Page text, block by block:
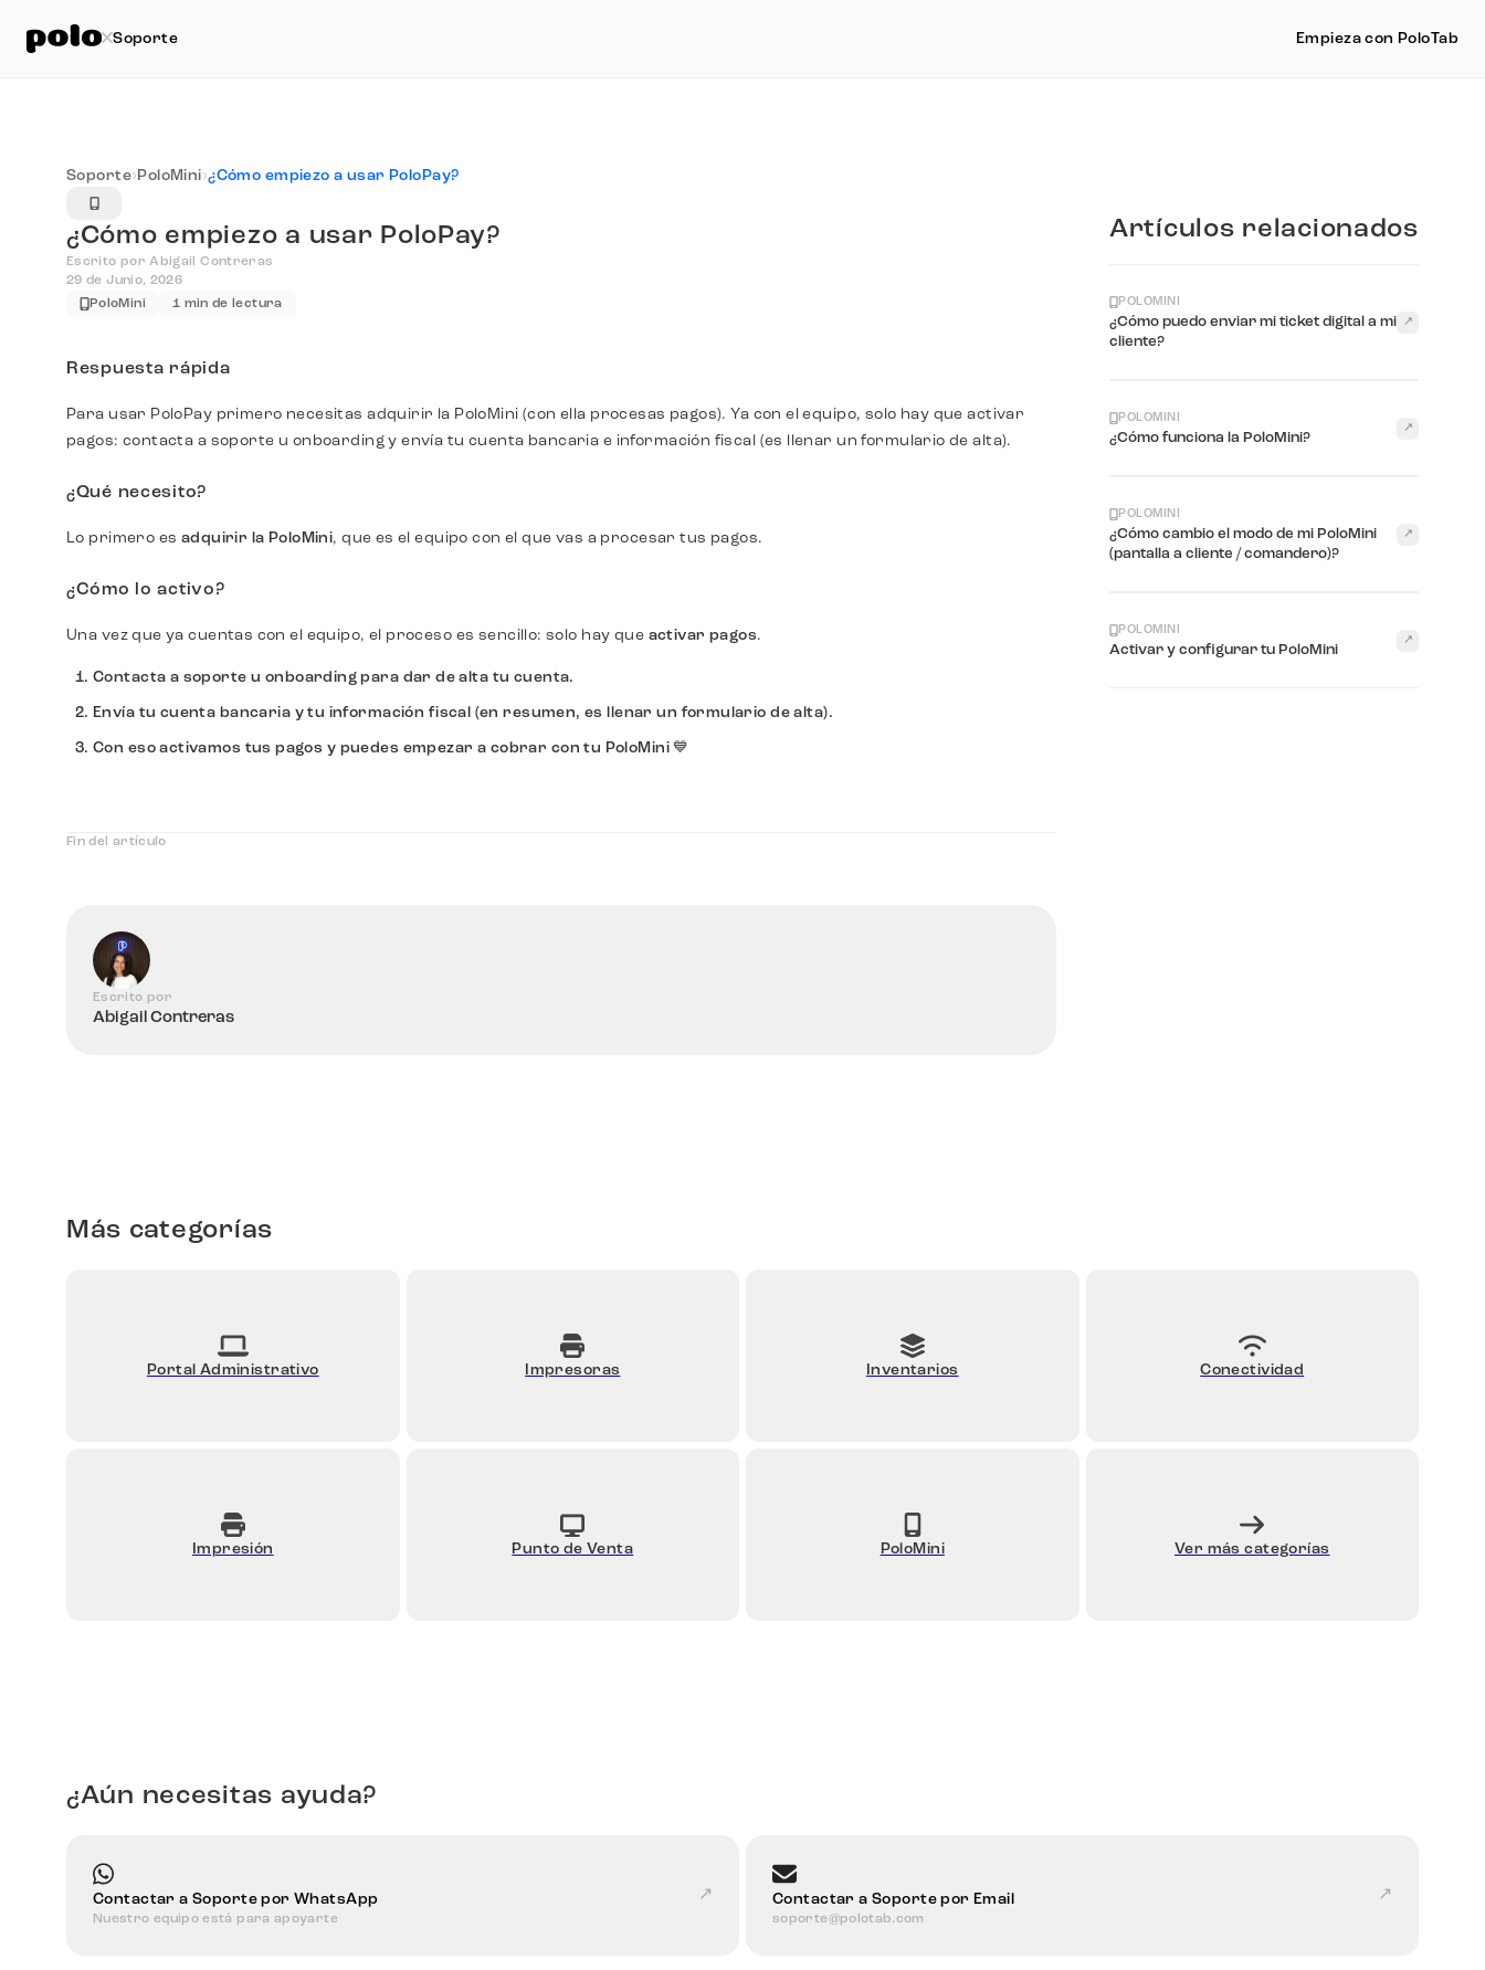
Soporte Empieza con PoloTab
Soporte› PoloMini›¿Cómo empiezo a usar PoloPay?
¿Cómo empiezo a usar PoloPay?
Escrito por Abigail Contreras
29 de Junio, 2026
PoloMini
1 min de lectura
Respuesta rápida
Para usar PoloPay primero necesitas adquirir la PoloMini (con ella procesas pagos). Ya con el equipo, solo hay que activar
pagos: contacta a soporte u onboarding y envía tu cuenta bancaria e información fiscal (es llenar un formulario de alta).
¿Qué necesito?
Lo primero es adquirir la PoloMini, que es el equipo con el que vas a procesar tus pagos.
¿Cómo lo activo?
Una vez que ya cuentas con el equipo, el proceso es sencillo: solo hay que activar pagos.
Contacta a soporte u onboarding para dar de alta tu cuenta.
Envía tu cuenta bancaria y tu información fiscal (en resumen, es llenar un formulario de alta).
Con eso activamos tus pagos y puedes empezar a cobrar con tu PoloMini 💙
Fin del artículo
Escrito por
Abigail Contreras
Artículos relacionados
POLOMINI
¿Cómo puedo enviar mi ticket digital a mi
cliente?
↗
POLOMINI
¿Cómo funciona la PoloMini?
↗
POLOMINI
¿Cómo cambio el modo de mi PoloMini
(pantalla a cliente / comandero)?
↗
POLOMINI
Activar y configurar tu PoloMini
↗
Más categorías
Portal Administrativo Impresoras Inventarios Conectividad
Impresión Punto de Venta PoloMini Ver más categorías
¿Aún necesitas ayuda?
Contactar a Soporte por WhatsApp
Nuestro equipo está para apoyarte
↗ Contactar a Soporte por Email
soporte@polotab.com
↗